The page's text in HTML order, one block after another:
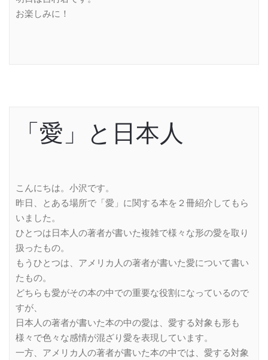
お楽しみに！
「愛」と日本人
こんにちは。小沢です。
昨日、とある場所で「愛」に関する本を２冊紹介してもら
いました。
ひとつは日本人の著者が書いた複雑で様々な形の愛を取り
扱ったもの。
もうひとつは、アメリカ人の著者が書いた愛について書い
たもの。
どちらも愛がその本の中での重要な役割になっているので
すが、
日本人の著者が書いた本の中の愛は、愛する対象も形も
様々で色々な感情が混ざり愛を表現しています。
一方、アメリカ人の著者が書いた本の中では、愛する対象